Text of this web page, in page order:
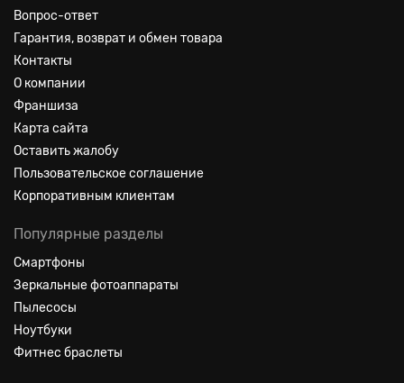
Вопрос-ответ
Гарантия, возврат и обмен товара
Контакты
О компании
Франшиза
Карта сайта
Оставить жалобу
Пользовательское соглашение
Корпоративным клиентам
Популярные разделы
Смартфоны
Зеркальные фотоаппараты
Пылесосы
Ноутбуки
Фитнес браслеты